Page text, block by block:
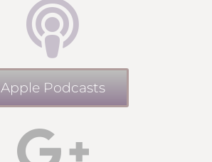
Apple Podcasts